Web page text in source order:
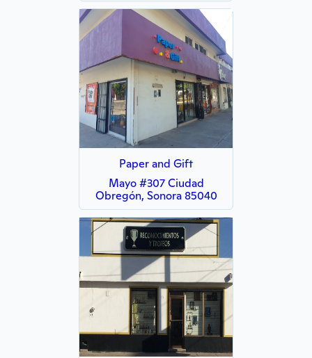
Paper and Gift
Mayo #307 Ciudad
Obregón, Sonora 85040